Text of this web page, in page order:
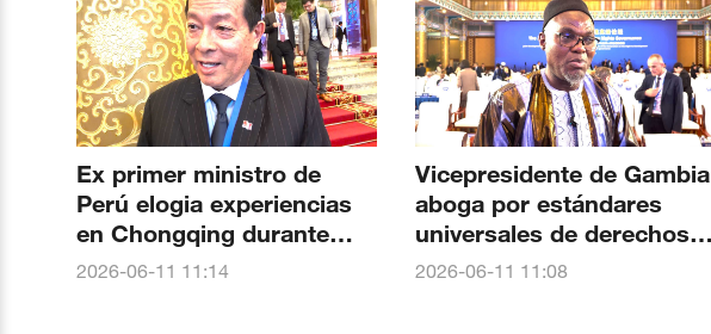
Ex primer ministro de
Perú elogia experiencias
en Chongqing durante
foro de derechos
2026-06-11 11:14
Vicepresidente de Gambia
aboga por estándares
universales de derechos
humanos en foro de
2026-06-11 11:08